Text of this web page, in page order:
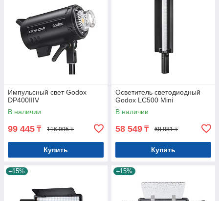
Импульсный свет Godox
DP400IIIV
В наличии
99 445 ₸ 116 995 ₸
Купить
Осветитель светодиодный
Godox LC500 Mini
В наличии
58 549 ₸ 68 881 ₸
Купить
–15% –15%